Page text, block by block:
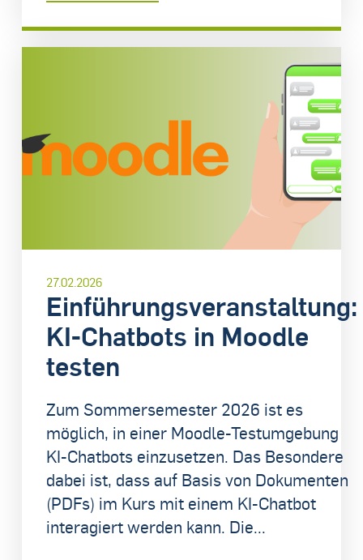
27.02.2026
Einführungsveranstaltung:
KI-Chatbots in Moodle
testen
​Zum Sommersemester 2026 ist es
möglich, in einer Moodle-Testumgebung
KI-Chatbots einzusetzen. Das Besondere
dabei ist, dass auf Basis von Dokumenten
(PDFs) im Kurs mit einem KI-Chatbot
interagiert werden kann. Die...